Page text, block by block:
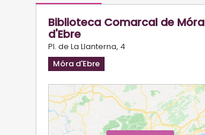
Biblioteca Comarcal de Móra
d'Ebre
Pl. de La Llanterna, 4
Móra d'Ebre